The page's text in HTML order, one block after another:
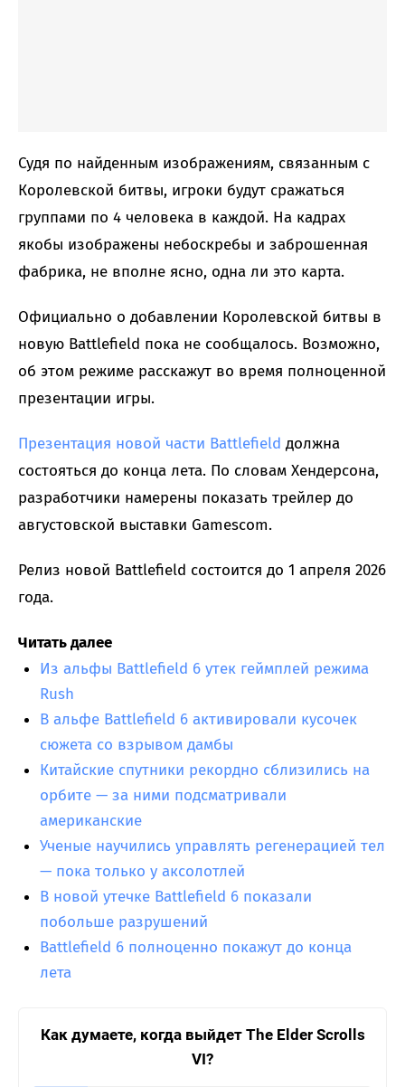
Судя по найденным изображениям, связанным с
Королевской битвы, игроки будут сражаться
группами по 4 человека в каждой. На кадрах
якобы изображены небоскребы и заброшенная
фабрика, не вполне ясно, одна ли это карта.
Официально о добавлении Королевской битвы в
новую Battlefield пока не сообщалось. Возможно,
об этом режиме расскажут во время полноценной
презентации игры.
Презентация новой части Battlefield должна
состояться до конца лета. По словам Хендерсона,
разработчики намерены показать трейлер до
августовской выставки Gamescom.
Релиз новой Battlefield состоится до 1 апреля 2026
года.
Читать далее
Из альфы Battlefield 6 утек геймплей режима
Rush
В альфе Battlefield 6 активировали кусочек
сюжета со взрывом дамбы
Китайские спутники рекордно сблизились на
орбите — за ними подсматривали
американские
Ученые научились управлять регенерацией тел
— пока только у аксолотлей
В новой утечке Battlefield 6 показали
побольше разрушений
Battlefield 6 полноценно покажут до конца
лета
Как думаете, когда выйдет The Elder Scrolls
VI?